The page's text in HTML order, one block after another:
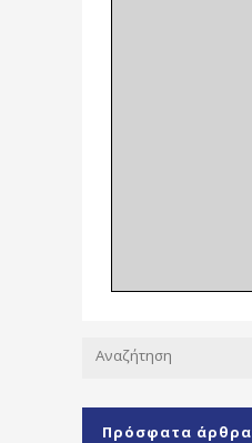
Πρόσφατα άρθρα